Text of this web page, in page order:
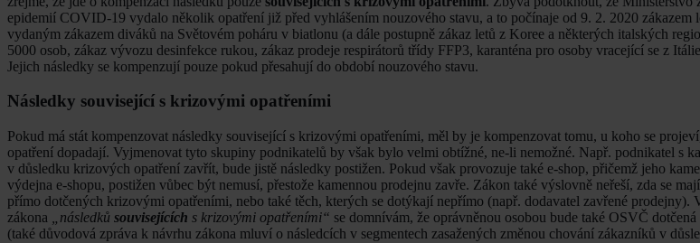
epidemií COVID-19 vydalo několik opatření již před vyhlášením nouzového stavu, a to počínaje od 9. 2. 2020 zákazem
vydaným zákazem diváků na Světovém poháru v biatlonu (a dále postupně zákaz letů z Koree a některých italských
5000 osob, zákaz vývozu desinfekce rukou, zákaz prodeje respirátorů třídy FFP3, karanténa pro osoby vracející se z
Jejich následky se kompenzují pouze pokud přesahují do období nouzového stavu.
Následky související s krizovými opatřeními
Pokud má stát kompenzovat následky související s krizovými opatřeními, měl by je kompenzovat tomu, u koho se
opatření dopadají. Vyjmenovat tyto skupiny podnikatelů by však bylo velmi obtížné, ne-li nemožné. Např. podnikatel s
v důsledku krizových opatření zavřít, bude jistě následky postižen. Pokud však provozuje také e-shop, přičemž jeho
výdejna e-shopu, postižen vůbec být nemusí, přestože kamennou prodejnu zavře. Zákon také výslovně neřeší, zda se
přímo dotčených krizovými opatřeními, nebo také těch, kterých se dotýkají nepřímo (např. dodavatel zavřené prodejny).
zákona
„následků souvisejících s krizovými opatřeními“ se domnívám, že oprávněnou osobou bude také OSVČ
(také důvodová zpráva k návrhu zákona mluví o následcích v segmentech zasažených změnou chování zákazníků v